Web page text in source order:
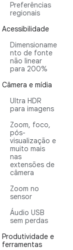
Preferências
regionais
Acessibilidade
Dimensioname
nto de fonte
não linear
para 200%
Câmera e mídia
Ultra HDR
para imagens
Zoom, foco,
pós-
visualização e
muito mais
nas
extensões de
câmera
Zoom no
sensor
Áudio USB
sem perdas
Produtividade e
ferramentas